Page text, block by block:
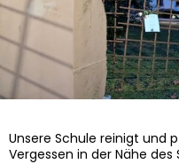
Unsere Schule reinigt und
Vergessen in der Nähe des